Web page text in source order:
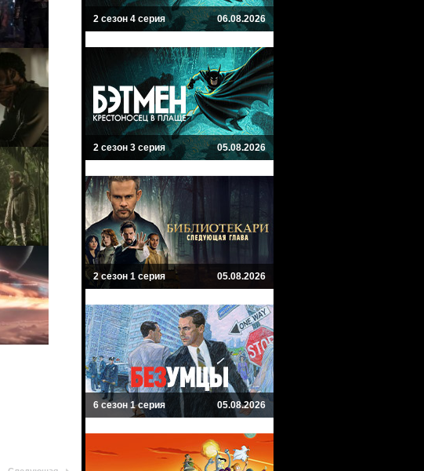
2 сезон 4 серия 06.08.2026
2 сезон 3 серия 05.08.2026
2 сезон 1 серия 05.08.2026
6 сезон 1 серия 05.08.2026